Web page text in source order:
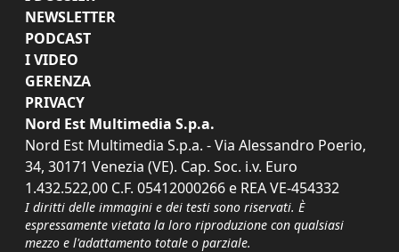
NEWSLETTER
PODCAST
I VIDEO
GERENZA
PRIVACY
Nord Est Multimedia S.p.a.
Nord Est Multimedia S.p.a. - Via Alessandro Poerio,
34, 30171 Venezia (VE). Cap. Soc. i.v. Euro
1.432.522,00 C.F. 05412000266 e REA VE-454332
I diritti delle immagini e dei testi sono riservati. È
espressamente vietata la loro riproduzione con qualsiasi
mezzo e l'adattamento totale o parziale.